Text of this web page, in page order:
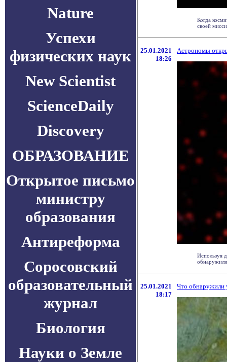
Nature
Успехи
физических наук
New Scientist
ScienceDaily
Discovery
ОБРАЗОВАНИЕ
Открытое письмо
министру
образования
Антиреформа
Соросовский
образовательный
журнал
Биология
Науки о Земле
Когда
своей
25.01.2021
18:26
Астрономы
Используя
обнаружили
25.01.2021
18:17
Что обнаружили